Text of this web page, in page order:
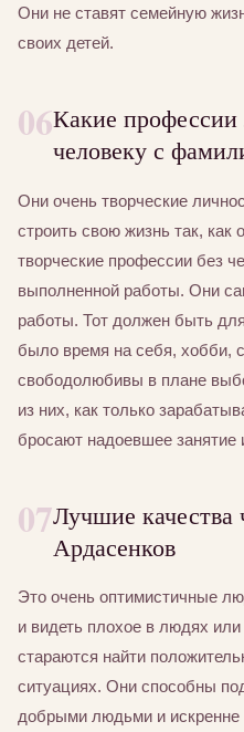
Они не ставят семейную
своих детей.
06Какие профессии
человеку с
Они очень творческие
строить свою жизнь так, как
творческие профессии без
выполненной работы. Они
работы. Тот должен быть
было время на себя, хобби,
свободолюбивы в плане
из них, как только
бросают надоевшее занятие
07Лучшие качества
Ардасенков
Это очень оптимистичные
и видеть плохое в людях или
стараются найти
ситуациях. Они способны
добрыми людьми и искренне